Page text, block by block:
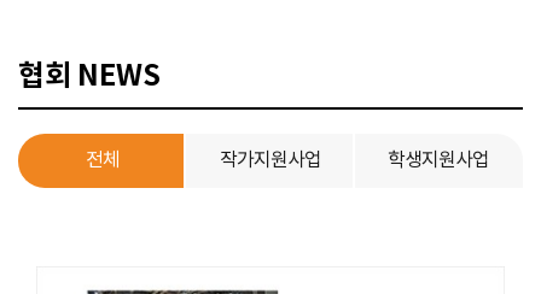
협회 NEWS
전체 작가지원사업 학생지원사업